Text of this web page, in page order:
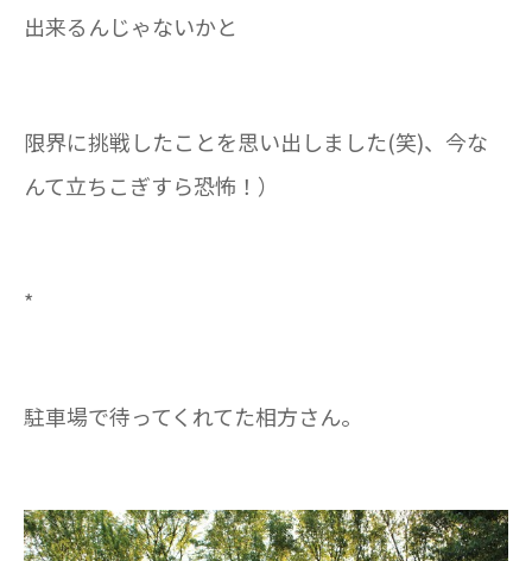
出来るんじゃないかと
限界に挑戦したことを思い出しました(笑)、今な
んて立ちこぎすら恐怖！）
*
駐車場で待ってくれてた相方さん。